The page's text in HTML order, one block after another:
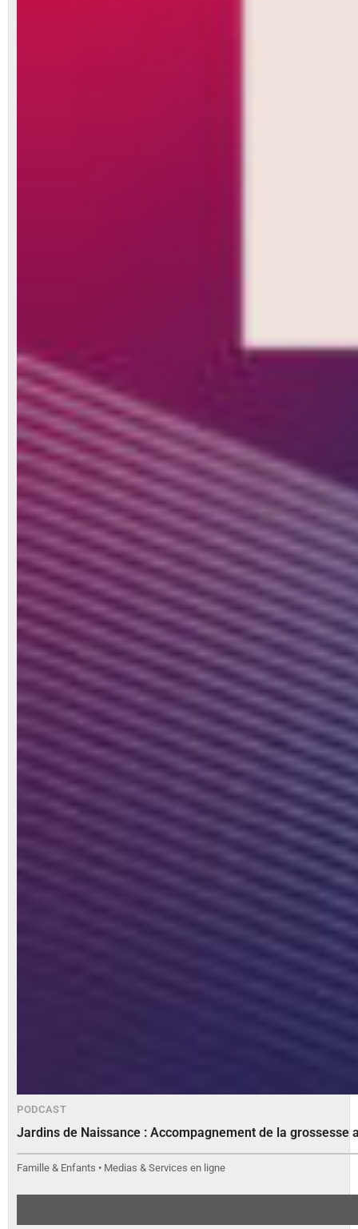
PODCAST
Jardins de Naissance : Accompagnement de la grossesse
Famille & Enfants • Medias & Services en ligne